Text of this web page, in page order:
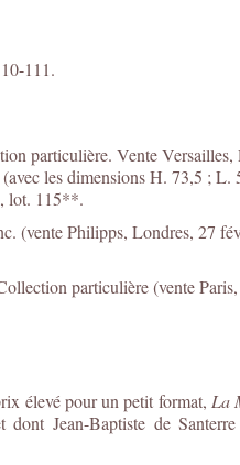
111.
particulière. Vente Versailles,
les dimensions H. 73,5 ; L.
lot. 115**.
(vente Philipps, Londres, 27
particulière (vente
élevé pour un petit format, La
Jean-Baptiste de